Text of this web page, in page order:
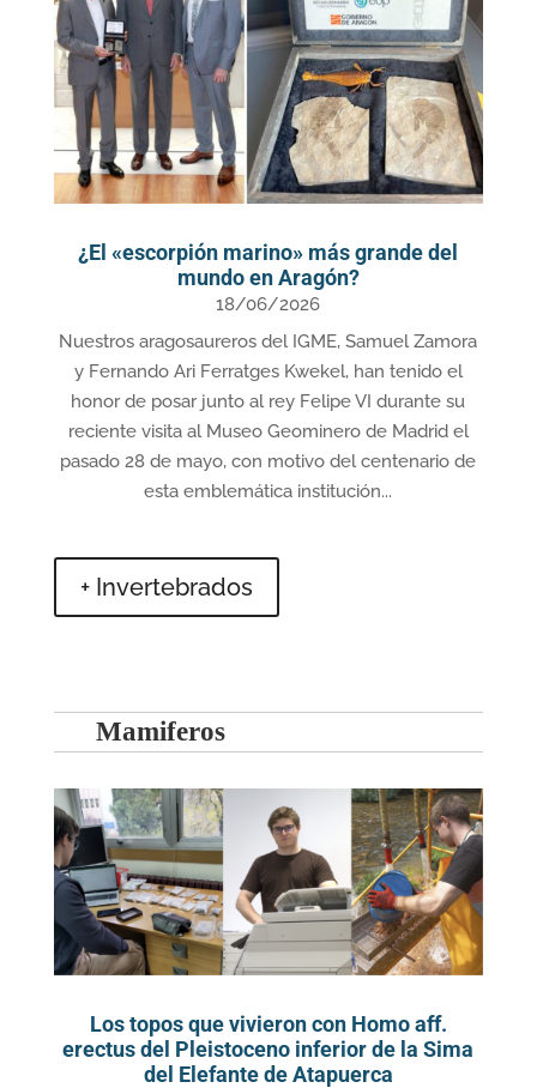
¿El «escorpión marino» más grande del
mundo en Aragón?
18/06/2026
Nuestros aragosaureros del IGME, Samuel Zamora
y Fernando Ari Ferratges Kwekel, han tenido el
honor de posar junto al rey Felipe VI durante su
reciente visita al Museo Geominero de Madrid el
pasado 28 de mayo, con motivo del centenario de
esta emblemática institución...
+ Invertebrados
Mamiferos
Los topos que vivieron con Homo aff.
erectus del Pleistoceno inferior de la Sima
del Elefante de Atapuerca